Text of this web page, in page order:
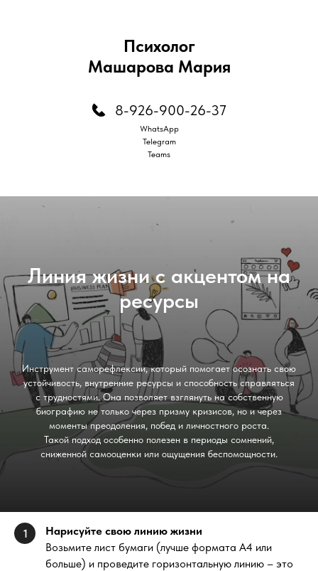
Психолог
Машарова Мария
8-926-900-26-37
WhatsApp
Telegram
Teams
Линия жизни с акцентом на
ресурсы
Инструмент саморефлексии, который помогает осознать свою
устойчивость, внутренние ресурсы и способность справляться
с трудностями. Она позволяет взглянуть на собственную
биографию не только через призму кризисов, но и через
моменты преодоления, побед и личностного роста.
Такой подход особенно полезен в периоды сомнений,
сниженной самооценки или ощущения беспомощности.
1
Нарисуйте свою линию жизни
Возьмите лист бумаги (лучше формата А4 или
больше) и проведите горизонтальную линию – это